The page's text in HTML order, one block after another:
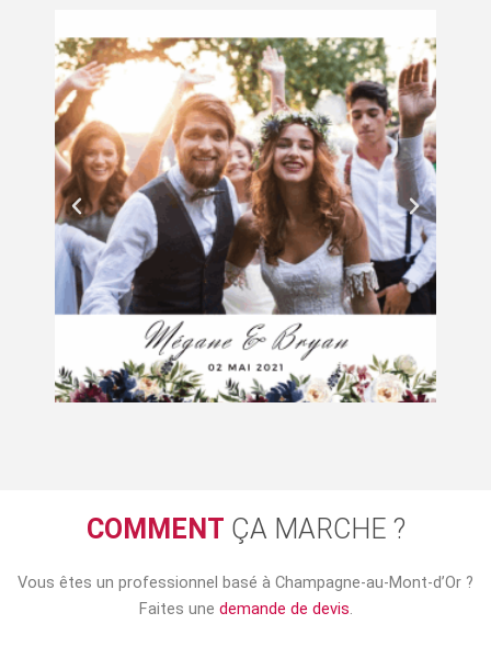
COMMENT ÇA MARCHE ?
Vous êtes un professionnel basé à Champagne-au-Mont-d’Or ?
Faites une demande de devis.